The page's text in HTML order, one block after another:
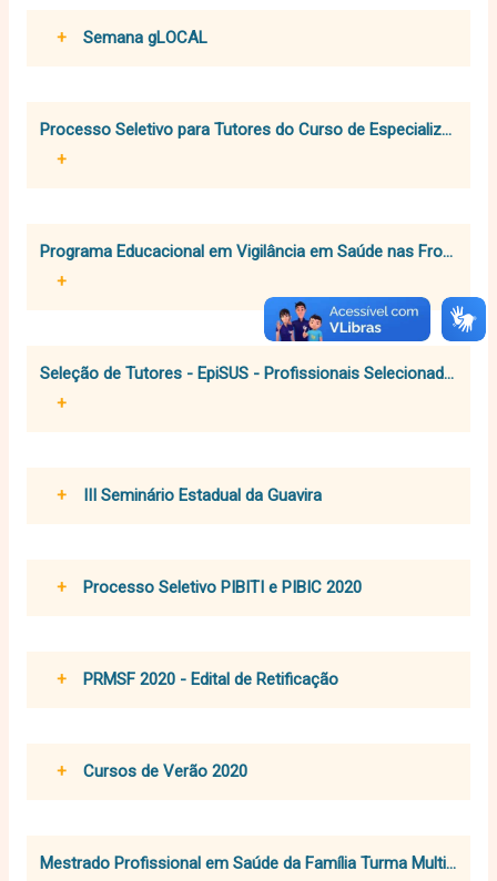
Semana gLOCAL
+
Processo Seletivo para Tutores do Curso de Especialização
+
Programa Educacional em Vigilância em Saúde nas
+
Seleção de Tutores - EpiSUS - Profissionais Selecionados
+
III Seminário Estadual da Guavira
+
Processo Seletivo PIBITI e PIBIC 2020
+
PRMSF 2020 - Edital de Retificação
+
Cursos de Verão 2020
+
Mestrado Profissional em Saúde da Família Turma